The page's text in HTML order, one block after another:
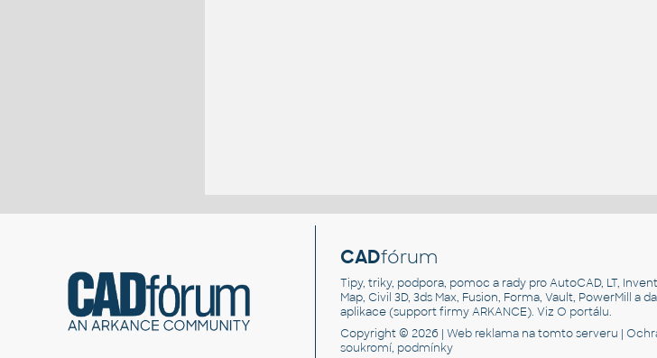
CADfórum
Tipy, triky, podpora, pomoc a rady pro AutoCAD, LT,
Map, Civil 3D, 3ds Max, Fusion, Forma, Vault, PowerMill a
aplikace (support firmy ARKANCE). VizO portálu.
Copyright © 2026 |Web reklama na tomto serveru |
soukromí, podmínky